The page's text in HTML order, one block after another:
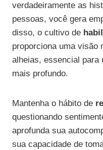
verdadeiramente as
pessoas, você gera
disso, o cultivo de
proporciona uma visão
alheias, essencial para
mais profundo.
Mantenha o hábito de
questionando
aprofunda sua
sua capacidade de